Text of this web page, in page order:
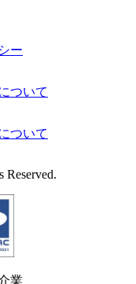
ー
ついて
ついて
業